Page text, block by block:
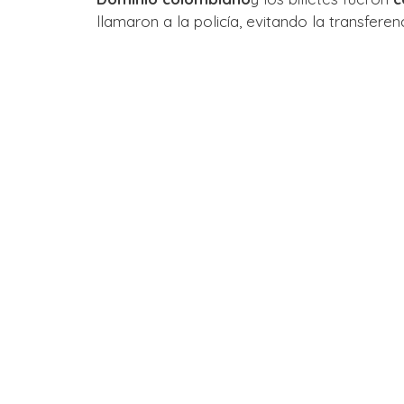
llamaron a la policía, evitando la